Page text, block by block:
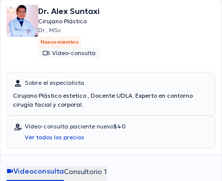
Dr. Alex Suntaxi
Cirujano Plástico
Dr., MSc
Nuevo miembro
Vídeo-consulta
Sobre el especialista
Cirujano Plástico estetico , Docente UDLA. Experto en contorno
cirugía facial y corporal.
Vídeo-consulta paciente nuevo$40
Ver todos los precios
VideoconsultaConsultorio 1